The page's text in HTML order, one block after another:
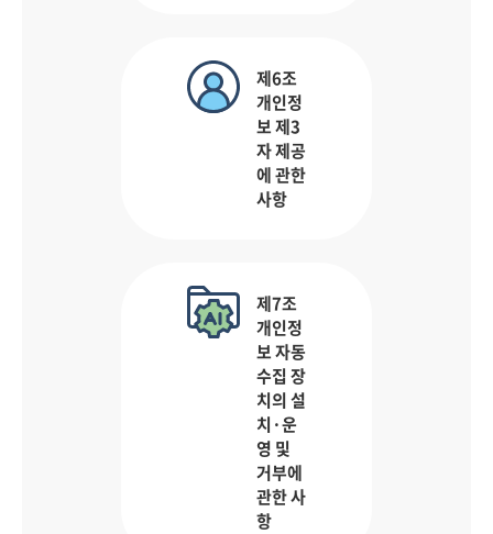
제6조
개인정
보 제3
자 제공
에 관한
사항
제7조
개인정
보 자동
수집 장
치의 설
치·운
영 및
거부에
관한 사
항